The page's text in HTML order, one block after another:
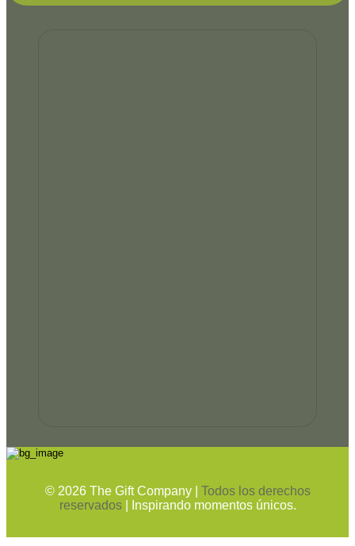
© 2026The Gift Company | Todos los derechos
reservados
| Inspirando momentos únicos.